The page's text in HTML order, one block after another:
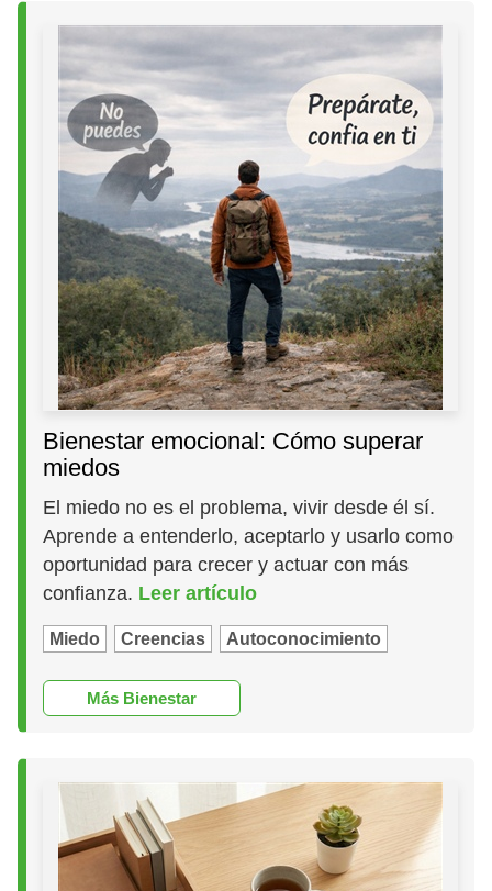
Bienestar emocional: Cómo superar
miedos
El miedo no es el problema, vivir desde él sí.
Aprende a entenderlo, aceptarlo y usarlo como
oportunidad para crecer y actuar con más
confianza. Leer artículo
Miedo Creencias Autoconocimiento
Más Bienestar